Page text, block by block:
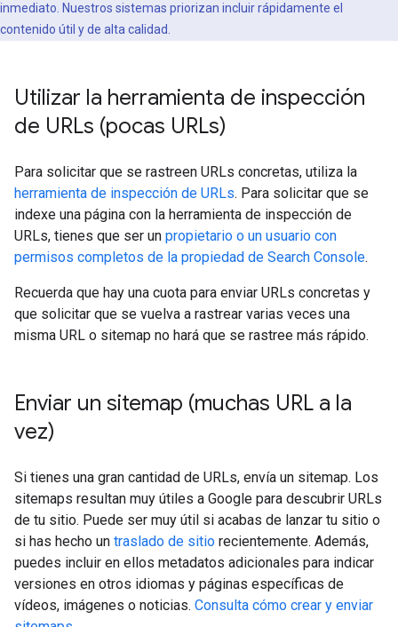
inmediato. Nuestros sistemas priorizan incluir rápidamente el
contenido útil y de alta calidad.
Utilizar la herramienta de inspección
de URLs (pocas URLs)
Para solicitar que se rastreen URLs concretas, utiliza la
herramienta de inspección de URLs. Para solicitar que se
indexe una página con la herramienta de inspección de
URLs, tienes que ser un propietario o un usuario con
permisos completos de la propiedad de Search Console.
Recuerda que hay una cuota para enviar URLs concretas y
que solicitar que se vuelva a rastrear varias veces una
misma URL o sitemap no hará que se rastree más rápido.
Enviar un sitemap (muchas URL a la
vez)
Si tienes una gran cantidad de URLs, envía un sitemap. Los
sitemaps resultan muy útiles a Google para descubrir URLs
de tu sitio. Puede ser muy útil si acabas de lanzar tu sitio o
si has hecho un traslado de sitio recientemente. Además,
puedes incluir en ellos metadatos adicionales para indicar
versiones en otros idiomas y páginas específicas de
vídeos, imágenes o noticias. Consulta cómo crear y enviar